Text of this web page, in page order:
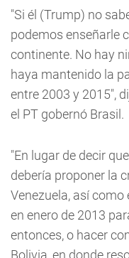
"Si él (Trump) no
podemos enseñarle
continente. No hay
haya mantenido la
entre 2003 y 2015",
el PT gobernó Brasil.
"En lugar de decir
debería proponer la
Venezuela, así
en enero de 2013
entonces, o hacer
Bolivia, en donde